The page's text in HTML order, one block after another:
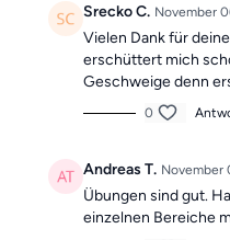
Srecko C. November
Vielen Dank für
erschüttert mich
Geschweige denn
0
Andreas T. November
Übungen sind gut.
einzelnen Bereiche